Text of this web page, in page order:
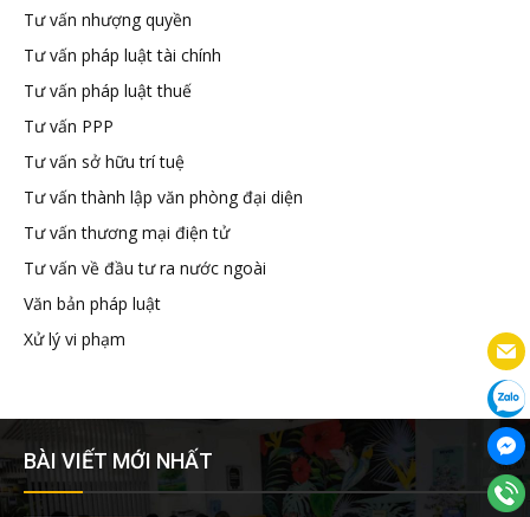
Tư vấn nhượng quyền
Tư vấn pháp luật tài chính
Tư vấn pháp luật thuế
Tư vấn PPP
Tư vấn sở hữu trí tuệ
Tư vấn thành lập văn phòng đại diện
Tư vấn thương mại điện tử
Tư vấn về đầu tư ra nước ngoài
Văn bản pháp luật
Xử lý vi phạm
BÀI VIẾT MỚI NHẤT